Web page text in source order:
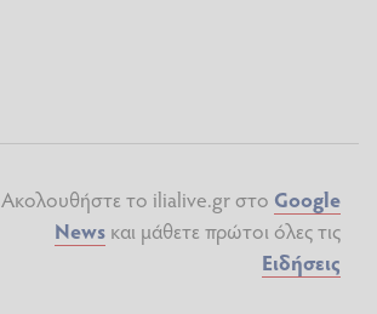
Ακολουθήστε το ilialive.gr στο Google
News και μάθετε πρώτοι όλες τις
Ειδήσεις